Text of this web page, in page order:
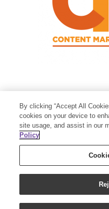
Member
Thanksgiving
3125
Lehi,
By clicking “Accept All
cookies on your device to
site usage, and assist in our
Policy